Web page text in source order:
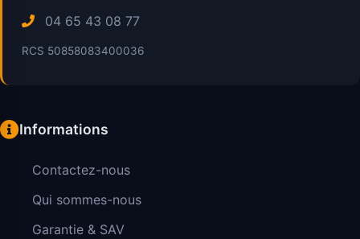
04 65 43 08 77
RCS 50858083400036
Informations
Contactez-nous
Qui sommes-nous
Garantie & SAV